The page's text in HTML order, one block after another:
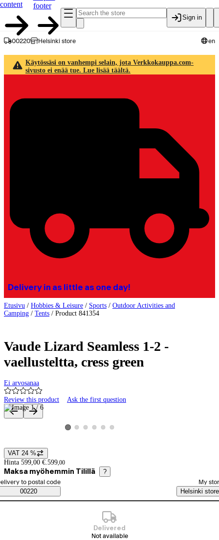
content
footer
Sign in
00220 Helsinki store en
Käytössäsi on vanhempi selain, jota Verkkokauppa.com-
sivusto ei enää tue. Lue lisää täältä.
Delivery in as little as one day!
Etusivu / Hobbies & Leisure / Sports / Outdoor Activities and
Camping / Tents / Product 841354
Vaude Lizard Seamless 1-2 -
vaellusteltta, cress green
Ei arvosanaa
Review this product Ask the first question
Product images and videos
View product image 1
View product image 2
View product image 3
View product image 4
View product image 5
View product image 6
Price details
VAT 24 %
Hinta 599,00 €. 599,00
Maksa myöhemmin Tilillä ?
Saatavuustiedot
order method
to postal code
00220
My
Helsinki store
Delivered
Not available